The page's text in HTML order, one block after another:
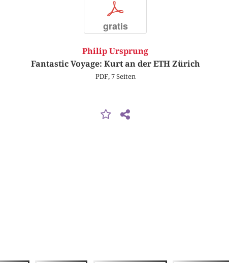
p
gratis
Philip Ursprung
Fantastic Voyage: Kurt an der ETH Zürich
PDF, 7 Seiten